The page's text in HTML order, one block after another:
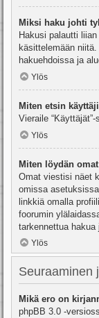
Miksi haku johti
Hakusi palautti
käsittelemään niitä.
hakuehdoissa ja
Ylös
Miten etsin
Vieraile
Ylös
Miten löydän
Omat viestisi näet
omissa
linkkiä omalla
foorumin
tarkennettua hakua
Ylös
Seuraaminen
Mikä ero on
phpBB 3.0 -